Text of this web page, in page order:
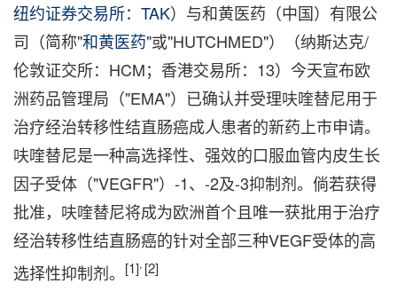
纽约证券交易所：TAK）与和黄医药（中国）有限公
司（简称"和黄医药"或"HUTCHMED"）（纳斯达克/
伦敦证交所：HCM；香港交易所：13）今天宣布欧
洲药品管理局（"EMA"）已确认并受理呋喹替尼用于
治疗经治转移性结直肠癌成人患者的新药上市申请。
呋喹替尼是一种高选择性、强效的口服血管内皮生长
因子受体（"VEGFR"）-1、-2及-3抑制剂。倘若获得
批准，呋喹替尼将成为欧洲首个且唯一获批用于治疗
经治转移性结直肠癌的针对全部三种VEGF受体的高
选择性抑制剂。 [1], [2]